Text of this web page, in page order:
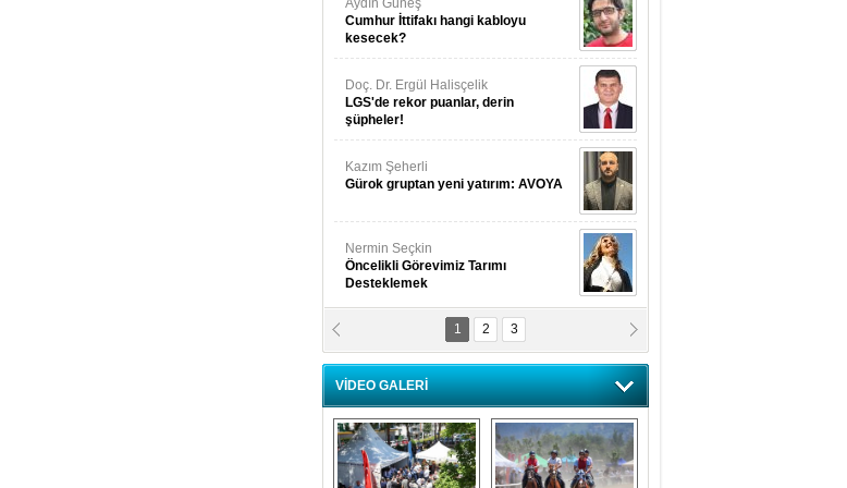
Aydın Güneş
Cumhur İttifakı hangi kabloyu
kesecek?
Doç. Dr. Ergül Halisçelik
LGS'de rekor puanlar, derin
şüpheler!
Kazım Şeherli
Gürok gruptan yeni yatırım: AVOYA
Nermin Seçkin
Öncelikli Görevimiz Tarımı
Desteklemek
Nilüfer Menekli Buzcular
Siz Hiç Kelebeklerin Sesini
Duydunuz Mu?
1 2 3
VİDEO GALERİ